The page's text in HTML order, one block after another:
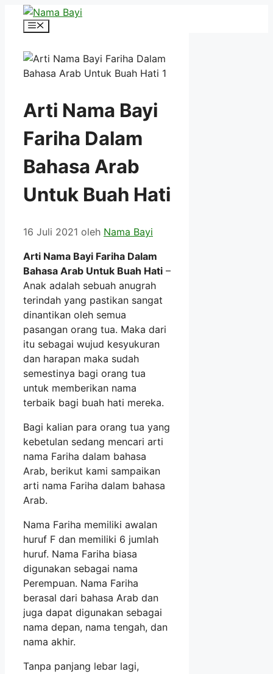
Langsung
Menu
Arti Nama Bayi
Fariha Dalam
Bahasa Arab
Untuk Buah Hati
16 Juli 2021 oleh Nama Bayi
Arti Nama Bayi Fariha Dalam
Bahasa Arab Untuk Buah Hati –
Anak adalah sebuah anugrah
terindah yang pastikan sangat
dinantikan oleh semua
pasangan orang tua. Maka dari
itu sebagai wujud kesyukuran
dan harapan maka sudah
semestinya bagi orang tua
untuk memberikan nama
terbaik bagi buah hati mereka.
Bagi kalian para orang tua yang
kebetulan sedang mencari arti
nama Fariha dalam bahasa
Arab, berikut kami sampaikan
arti nama Fariha dalam bahasa
Arab.
Nama Fariha memiliki awalan
huruf F dan memiliki 6 jumlah
huruf. Nama Fariha biasa
digunakan sebagai nama
Perempuan. Nama Fariha
berasal dari bahasa Arab dan
juga dapat digunakan sebagai
nama depan, nama tengah, dan
nama akhir.
Tanpa panjang lebar lagi,